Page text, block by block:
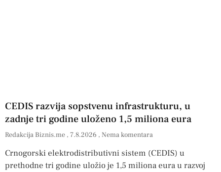
CEDIS razvija sopstvenu infrastrukturu, u
zadnje tri godine uloženo 1,5 miliona eura
Redakcija Biznis.me 7.8.2026 Nema komentara
Crnogorski elektrodistributivni sistem (CEDIS) u
prethodne tri godine uložio je 1,5 miliona eura u razvoj